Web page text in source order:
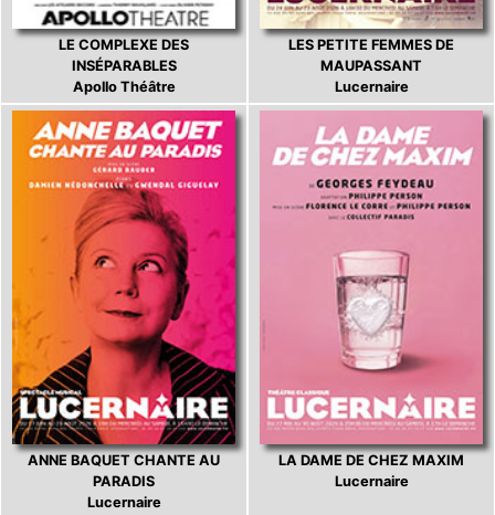
LE COMPLEXE DES
INSÉPARABLES
Apollo Théâtre
LES PETITE FEMMES DE
MAUPASSANT
Lucernaire
ANNE BAQUET CHANTE AU
PARADIS
Lucernaire
LA DAME DE CHEZ MAXIM
Lucernaire